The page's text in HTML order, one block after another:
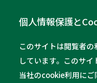
個人情報保護と
このサイトは閲覧者
しています。このサイ
当社のcookie利用に
コーポレート・シン
お問い合わせ